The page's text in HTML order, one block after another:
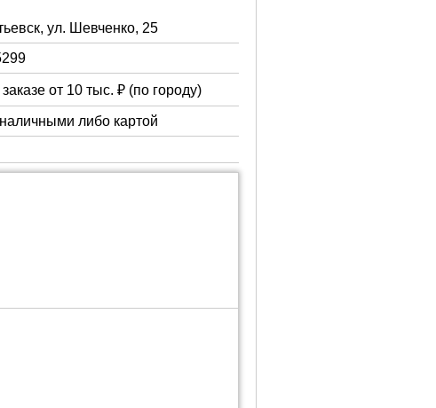
ул. Шевченко, 25
от 10 тыс. ₽ (по городу)
либо картой